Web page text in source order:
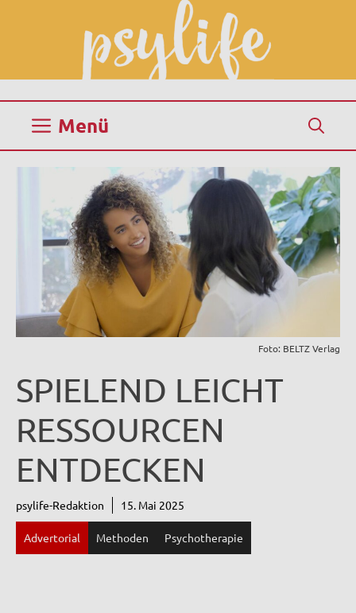
Menü
SPIELEND LEICHT
RESSOURCEN
ENTDECKEN
psylife-Redaktion 15. Mai 2025
Advertorial Methoden Psychotherapie
Foto: BELTZ Verlag